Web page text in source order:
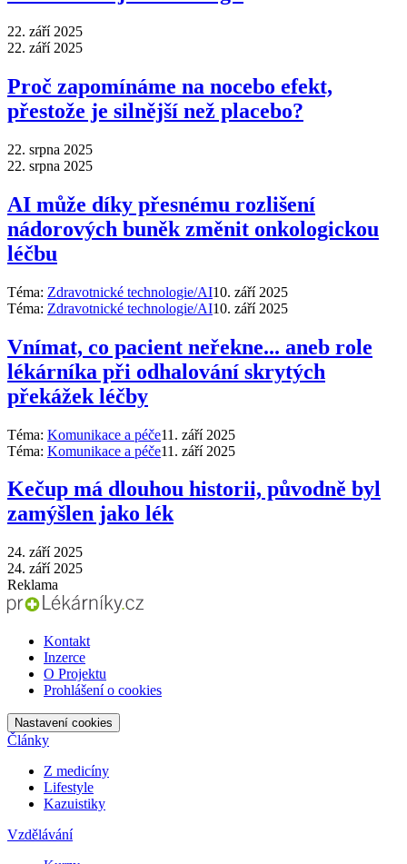
22. září 2025
22. září 2025
Proč zapomínáme na nocebo efekt,
přestože je silnější než placebo?
22. srpna 2025
22. srpna 2025
AI může díky přesnému rozlišení
nádorových buněk změnit onkologickou
léčbu
Téma: Zdravotnické technologie/AI10. září 2025
Téma: Zdravotnické technologie/AI10. září 2025
Vnímat, co pacient neřekne... aneb role
lékárníka při odhalování skrytých
překážek léčby
Téma: Komunikace a péče11. září 2025
Téma: Komunikace a péče11. září 2025
Kečup má dlouhou historii, původně byl
zamýšlen jako lék
24. září 2025
24. září 2025
Reklama
Kontakt
Inzerce
O Projektu
Prohlášení o cookies
Nastavení cookies
Články
Z medicíny
Lifestyle
Kazuistiky
Vzdělávání